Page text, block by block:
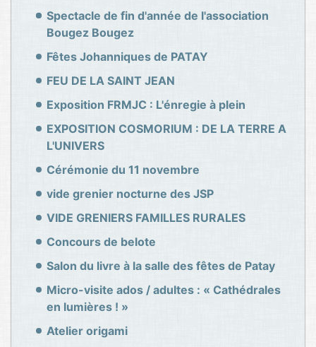
Spectacle de fin d'année de l'association
Bougez Bougez
Fêtes Johanniques de PATAY
FEU DE LA SAINT JEAN
Exposition FRMJC : L'énregie à plein
EXPOSITION COSMORIUM : DE LA TERRE A
L'UNIVERS
Cérémonie du 11 novembre
vide grenier nocturne des JSP
VIDE GRENIERS FAMILLES RURALES
Concours de belote
Salon du livre à la salle des fêtes de Patay
Micro-visite ados / adultes : « Cathédrales
en lumières ! »
Atelier origami